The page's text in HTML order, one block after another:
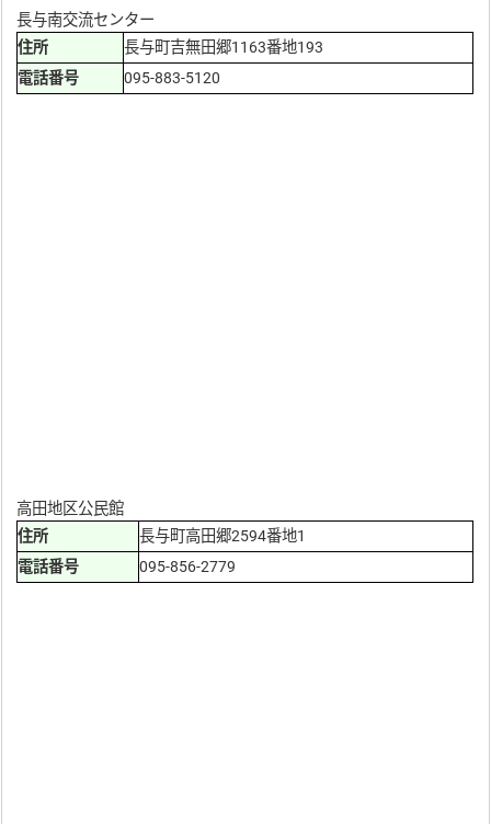
長与南交流センター
住所
長与町吉無田郷1163番地193
電話番号
095-883-5120
高田地区公民館
住所
長与町高田郷2594番地1
電話番号
095-856-2779